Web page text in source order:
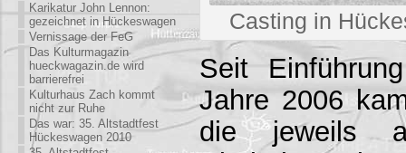
Karikatur John Lennon:
gezeichnet in Hückeswagen
Vernissage der FeG
Das Kulturmagazin
hueckwagazin.de wird
barrierefrei
Kulturhaus Zach kommt
nicht zur Ruhe
Das war: 35. Altstadtfest
Hückeswagen 2010
Casting in
Seit
Jahre 2006
die jeweils